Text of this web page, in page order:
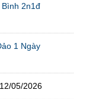
Bình 2n1đ
1 Ngày
12/05/2026